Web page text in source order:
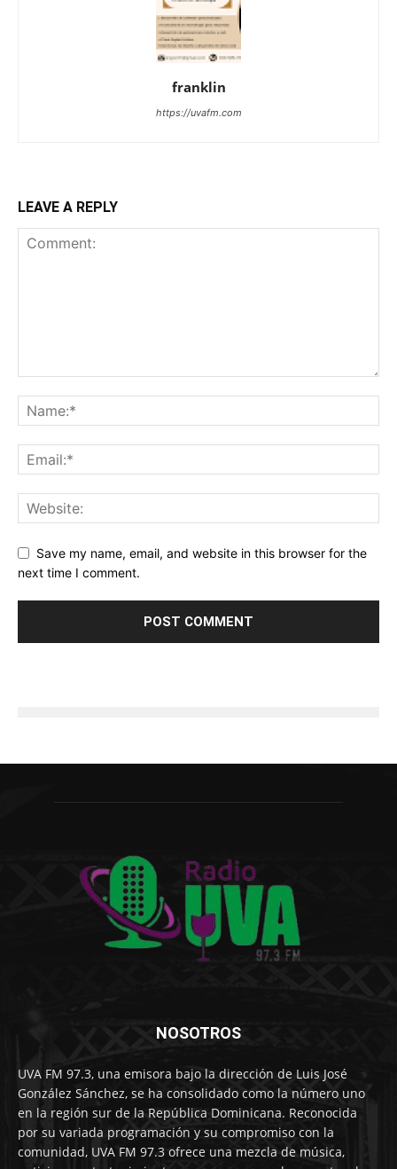
franklin
https://uvafm.com
LEAVE A REPLY
Save my name, email, and website in this browser for the
next time I comment.
NOSOTROS
UVA FM 97.3, una emisora bajo la dirección de Luis José
González Sánchez, se ha consolidado como la número uno
en la región sur de la República Dominicana. Reconocida
por su variada programación y su compromiso con la
comunidad, UVA FM 97.3 ofrece una mezcla de música,